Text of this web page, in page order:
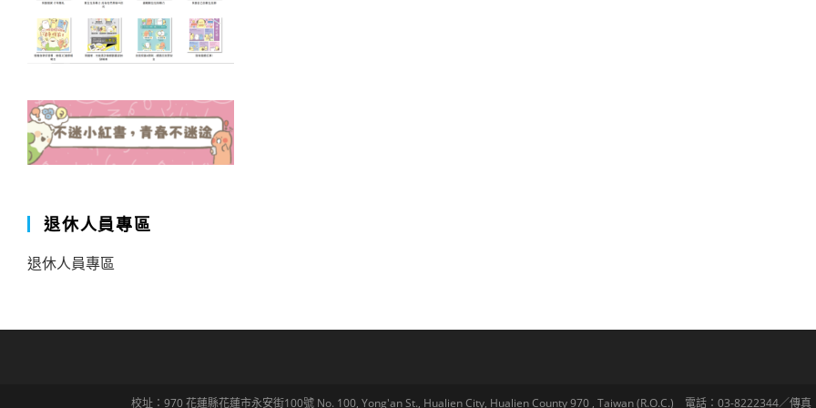
退休人員專區
退休人員專區
校址：970 花蓮縣花蓮市永安街100號 No. 100, Yong'an St., Hualien City, Hualien County 970 , Taiwan (R.O.C.) 電話：03-8222344／傳